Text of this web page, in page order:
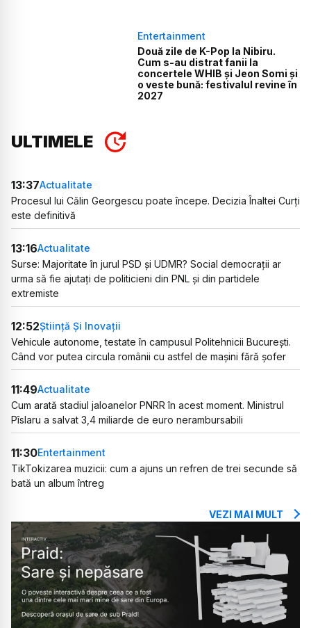
Entertainment
Două zile de K-Pop la Nibiru.
Cum s-au distrat fanii la
concertele WHIB și Jeon Somi și
o veste bună: festivalul revine în
2027
ULTIMELE
13:37Actualitate
Procesul lui Călin Georgescu poate începe. Decizia Înaltei Curți
este definitivă
13:16Actualitate
Surse: Majoritate în jurul PSD și UDMR? Social democrații ar
urma să fie ajutați de politicieni din PNL și din partidele
extremiste
12:52Știință Și Inovații
Vehicule autonome, testate în campusul Politehnicii București.
Când vor putea circula românii cu astfel de mașini fără șofer
11:49Actualitate
Cum arată stadiul jaloanelor PNRR în acest moment. Ministrul
Pîslaru a salvat 3,4 miliarde de euro nerambursabili
11:30Entertainment
TikTokizarea muzicii: cum a ajuns un refren de trei secunde să
bată un album întreg
VEZI MAI MULT